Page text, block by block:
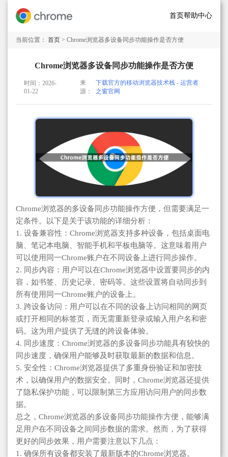
首页帮助中心
当前位置： 首页 > Chrome浏览器多设备同步功能操作是否方便
Chrome浏览器多设备同步功能操作是否方便
时间：2026-
01-22
来
源：
下载官方的移动浏览器技术栈 - 运营者
之窗官网
Chrome浏览器的多设备同步功能操作方便，但需要满足一
定条件。以下是关于该功能的详细分析：
1. 设备兼容性：Chrome浏览器支持多种设备，包括桌面电
脑、笔记本电脑、智能手机和平板电脑等。这意味着用户
可以使用同一Chrome账户在不同设备上进行同步操作。
2. 同步内容：用户可以在Chrome浏览器中设置要同步的内
容，如书签、历史记录、密码等。这些设置将自动同步到
所有使用同一Chrome账户的设备上。
3. 跨设备访问：用户可以在不同的设备上访问相同的网页
或打开相同的标签页，而无需重新登录或输入用户名和密
码。这为用户提供了无缝的跨设备体验。
4. 同步速度：Chrome浏览器的多设备同步功能具有较快的
同步速度，确保用户能够及时获取最新的数据和信息。
5. 安全性：Chrome浏览器提供了多重身份验证和加密技
术，以确保用户的数据安全。同时，Chrome浏览器还提供
了隐私保护功能，可以限制第三方应用访问用户的同步数
据。
总之，Chrome浏览器的多设备同步功能操作方便，能够满
足用户在不同设备之间同步数据的需求。然而，为了获得
更好的同步效果，用户需要注意以下几点：
1. 确保所有设备都安装了最新版本的Chrome浏览器。